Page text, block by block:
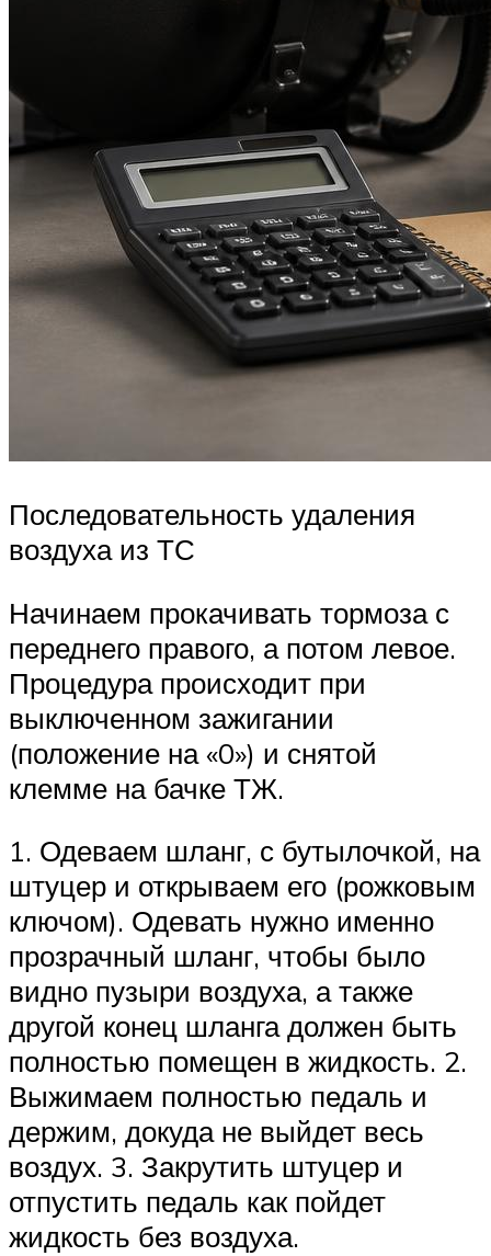
Последовательность удаления
воздуха из ТС
Начинаем прокачивать тормоза с
переднего правого, а потом левое.
Процедура происходит при
выключенном зажигании
(положение на «0») и снятой
клемме на бачке ТЖ.
1. Одеваем шланг, с бутылочкой, на
штуцер и открываем его (рожковым
ключом). Одевать нужно именно
прозрачный шланг, чтобы было
видно пузыри воздуха, а также
другой конец шланга должен быть
полностью помещен в жидкость. 2.
Выжимаем полностью педаль и
держим, докуда не выйдет весь
воздух. 3. Закрутить штуцер и
отпустить педаль как пойдет
жидкость без воздуха.